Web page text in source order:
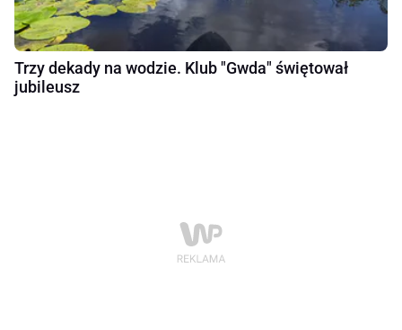
Trzy dekady na wodzie. Klub "Gwda" świętował
jubileusz